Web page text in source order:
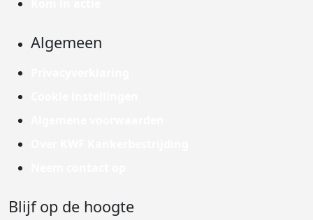
Algemeen
Blijf op de hoogte